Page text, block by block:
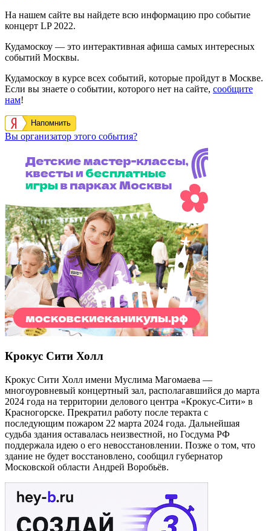
На нашем сайте вы найдете всю информацию про событие
концерт LP 2022.
Кудамоскоу — это интерактивная афиша самых интересных
событий Москвы.
Кудамоскоу в курсе всех событий, которые пройдут в Москве.
Если вы знаете о событии, которого нет на сайте, сообщите
нам!
Напомнить
Вы организатор этого события?
Крокус Сити Холл
Крокус Сити Холл имени Муслима Магомаева —
многоуровневый концертный зал, располагавшийся до марта
2024 года на территории делового центра «Крокус-Сити» в
Красногорске. Прекратил работу после теракта с
последующим пожаром 22 марта 2024 года. Дальнейшая
судьба здания оставалась неизвестной, но Госдума РФ
поддержала идею о его невосстановлении. Позже о том, что
здание не будет восстановлено, сообщил губернатор
Московской области Андрей Воробьёв.